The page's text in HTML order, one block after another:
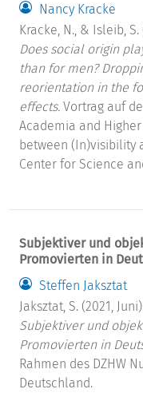
Nancy Kracke
Kracke, N., & Isleib, S.
Does social origin
than for men?
reorientation in the
effects. Vortrag auf
Academia and
between (In)visibility
Center for Science
Subjektiver und
Promovierten in
Steffen Jaksztat
Jaksztat, S. (2021,
Subjektiver und
Promovierten in
Rahmen des DZHW
Deutschland.